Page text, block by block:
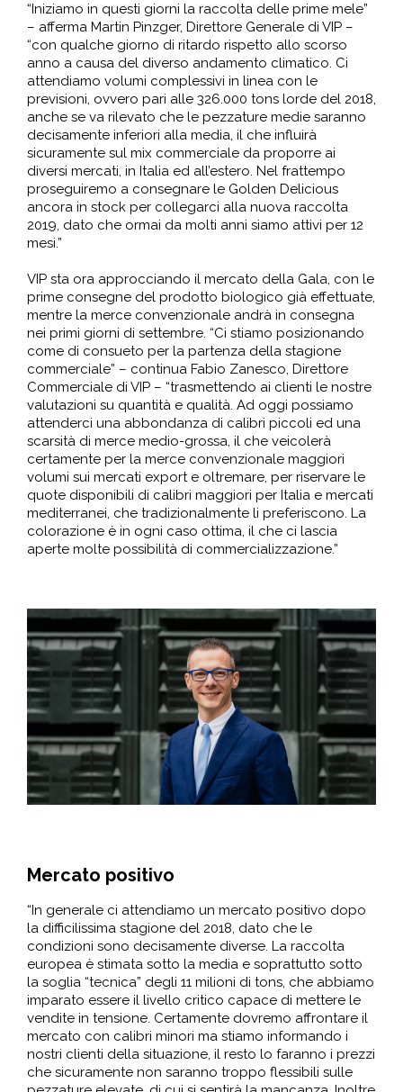
“Iniziamo in questi giorni la raccolta delle prime mele”
– afferma Martin Pinzger, Direttore Generale di VIP –
“con qualche giorno di ritardo rispetto allo scorso
anno a causa del diverso andamento climatico. Ci
attendiamo volumi complessivi in linea con le
previsioni, ovvero pari alle 326.000 tons lorde del 2018,
anche se va rilevato che le pezzature medie saranno
decisamente inferiori alla media, il che influirà
sicuramente sul mix commerciale da proporre ai
diversi mercati, in Italia ed all’estero. Nel frattempo
proseguiremo a consegnare le Golden Delicious
ancora in stock per collegarci alla nuova raccolta
2019, dato che ormai da molti anni siamo attivi per 12
mesi.”
VIP sta ora approcciando il mercato della Gala, con le
prime consegne del prodotto biologico già effettuate,
mentre la merce convenzionale andrà in consegna
nei primi giorni di settembre. “Ci stiamo posizionando
come di consueto per la partenza della stagione
commerciale” – continua Fabio Zanesco, Direttore
Commerciale di VIP – “trasmettendo ai clienti le nostre
valutazioni su quantità e qualità. Ad oggi possiamo
attenderci una abbondanza di calibri piccoli ed una
scarsità di merce medio-grossa, il che veicolerà
certamente per la merce convenzionale maggiori
volumi sui mercati export e oltremare, per riservare le
quote disponibili di calibri maggiori per Italia e mercati
mediterranei, che tradizionalmente li preferiscono. La
colorazione è in ogni caso ottima, il che ci lascia
aperte molte possibilità di commercializzazione.”
Mercato positivo
“In generale ci attendiamo un mercato positivo dopo
la difficilissima stagione del 2018, dato che le
condizioni sono decisamente diverse. La raccolta
europea è stimata sotto la media e soprattutto sotto
la soglia “tecnica” degli 11 milioni di tons, che abbiamo
imparato essere il livello critico capace di mettere le
vendite in tensione. Certamente dovremo affrontare il
mercato con calibri minori ma stiamo informando i
nostri clienti della situazione, il resto lo faranno i prezzi
che sicuramente non saranno troppo flessibili sulle